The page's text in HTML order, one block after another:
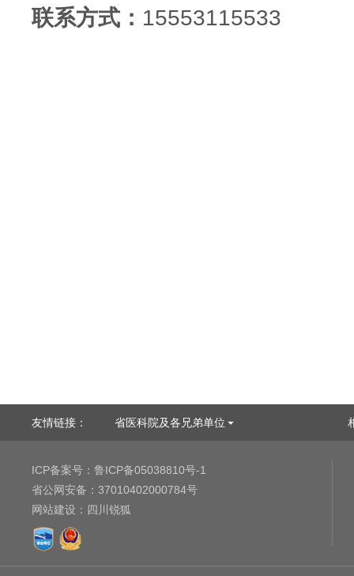
联系方式： 15553115533
友情链接： 省医科院及各兄弟单位
ICP备案号： 鲁ICP备05038810号-1
省公网安备： 37010402000784号
网站建设 ： 四川锐狐